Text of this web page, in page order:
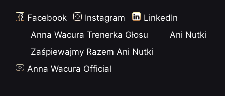
Facebook Instagram
LinkedIn
Anna Wacura Trenerka Głosu
Ani Nutki
Zaśpiewajmy Razem Ani Nutki
Anna Wacura Official